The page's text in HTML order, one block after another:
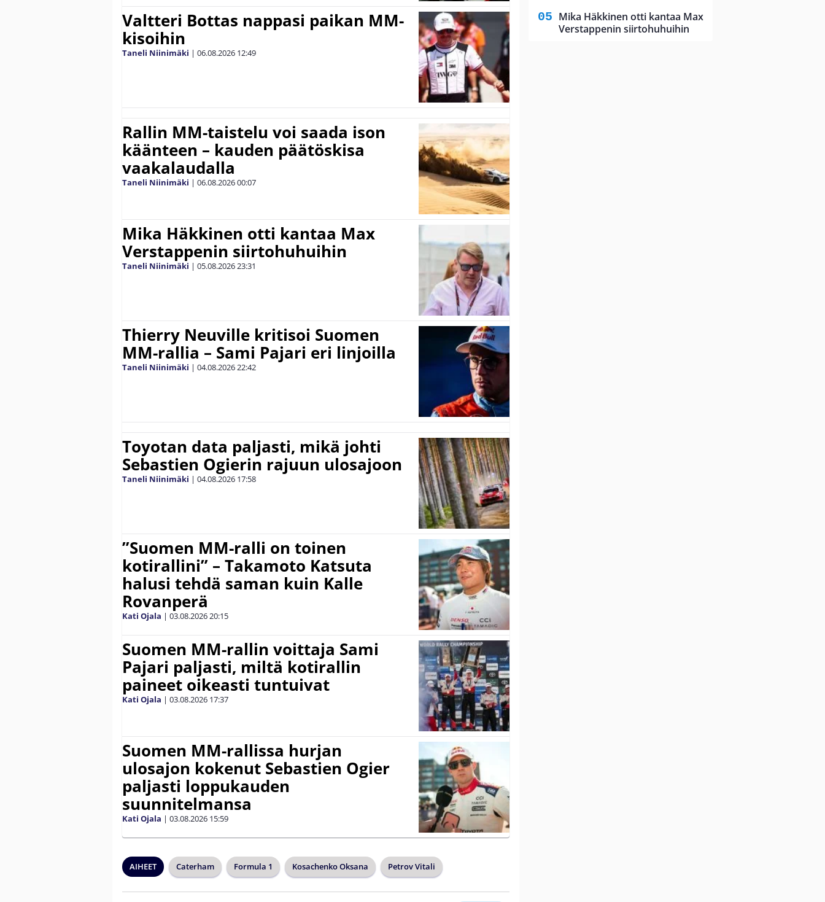
Valtteri Bottas nappasi paikan MM-
kisoihin
Taneli Niinimäki | 06.08.2026 12:49
Rallin MM-taistelu voi saada ison
käänteen – kauden päätöskisa
vaakalaudalla
Taneli Niinimäki | 06.08.202600:07
Mika Häkkinen otti kantaa Max
Verstappenin siirtohuhuihin
Taneli Niinimäki | 05.08.202623:31
Thierry Neuville kritisoi Suomen
MM-rallia – Sami Pajari eri linjoilla
Taneli Niinimäki | 04.08.202622:42
Toyotan data paljasti, mikä johti
Sebastien Ogierin rajuun ulosajoon
Taneli Niinimäki | 04.08.2026 17:58
”Suomen MM-ralli on toinen
kotirallini” – Takamoto Katsuta
halusi tehdä saman kuin Kalle
Rovanperä
Kati Ojala | 03.08.202620:15
Suomen MM-rallin voittaja Sami
Pajari paljasti, miltä kotirallin
paineet oikeasti tuntuivat
Kati Ojala | 03.08.2026 17:37
Suomen MM-rallissa hurjan
ulosajon kokenut Sebastien Ogier
paljasti loppukauden
suunnitelmansa
Kati Ojala | 03.08.2026 15:59
AIHEET Caterham Formula 1 Kosachenko Oksana Petrov Vitali
Mika Häkkinen otti kantaa Max
Verstappenin siirtohuhuihin